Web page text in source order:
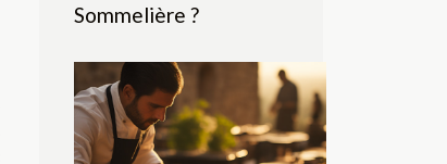
Sommelière ?